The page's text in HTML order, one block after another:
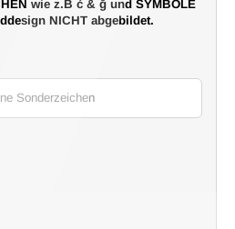
wie z.B ć & ğ und SYMBOLE
NICHT abgebildet.